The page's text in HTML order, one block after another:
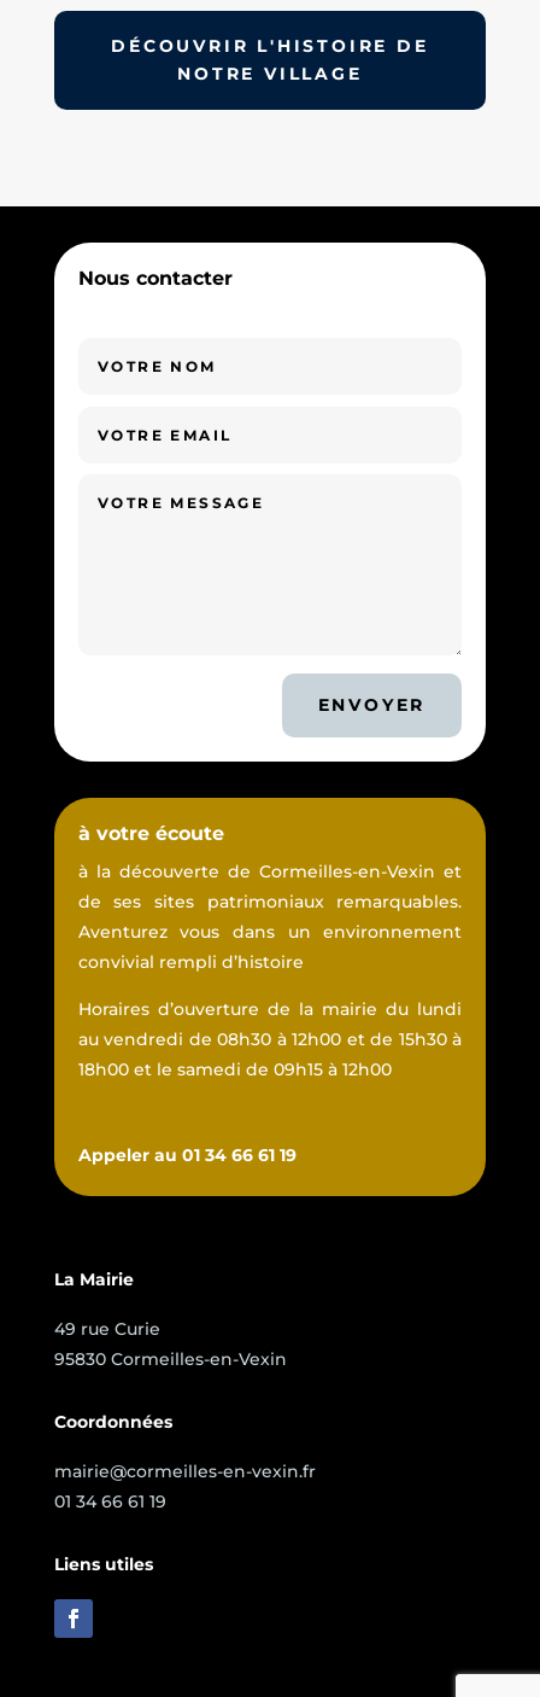
DÉCOUVRIR L'HISTOIRE DE
NOTRE VILLAGE
Nous contacter
ENVOYER
à votre écoute
à la découverte de Cormeilles-en-Vexin et
de ses sites patrimoniaux remarquables.
Aventurez vous dans un environnement
convivial rempli d’histoire
Horaires d’ouverture de la mairie du lundi
au vendredi de 08h30 à 12h00 et de 15h30 à
18h00 et le samedi de 09h15 à 12h00
Appeler au 01 34 66 61 19
La Mairie
49 rue Curie
95830 Cormeilles-en-Vexin
Coordonnées
mairie@cormeilles-en-vexin.fr
01 34 66 61 19
Liens utiles